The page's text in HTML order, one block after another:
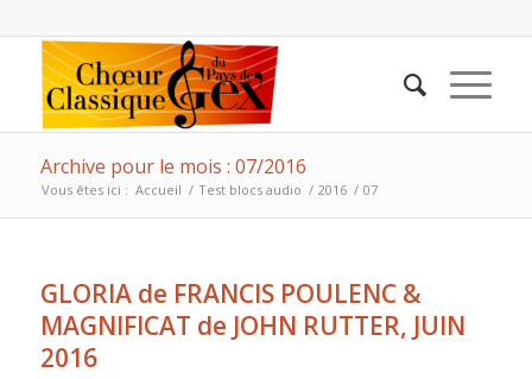
Archive pour le mois : 07/2016
Vous êtes ici : Accueil / Test blocs audio / 2016 / 07
GLORIA de FRANCIS POULENC &
MAGNIFICAT de JOHN RUTTER, JUIN
2016